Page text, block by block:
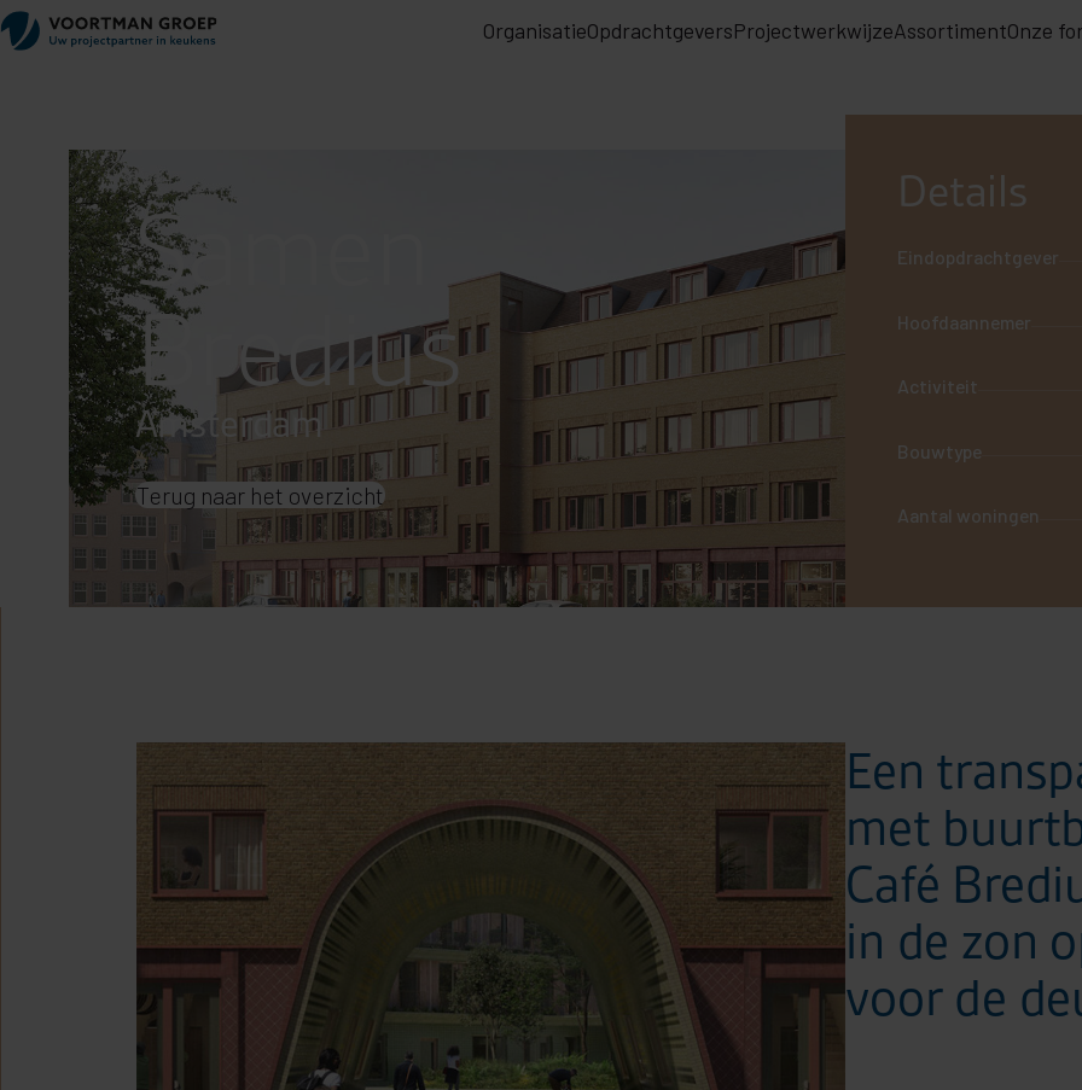
OrganisatieOpdrachtgeversProjectwerkwijzeAssortimentOnze
Samen
Bredius
Amsterdam
Terug naar het overzicht
Details
Eindopdrachtgever
Hoofdaannemer
Activiteit
Bouwtype
Aantal woningen
Een
met
Café
in de zon
voor de